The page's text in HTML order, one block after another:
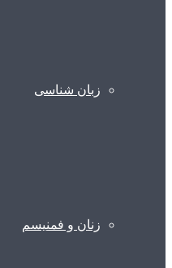
زبان شناسی
زنان و فمنیسم